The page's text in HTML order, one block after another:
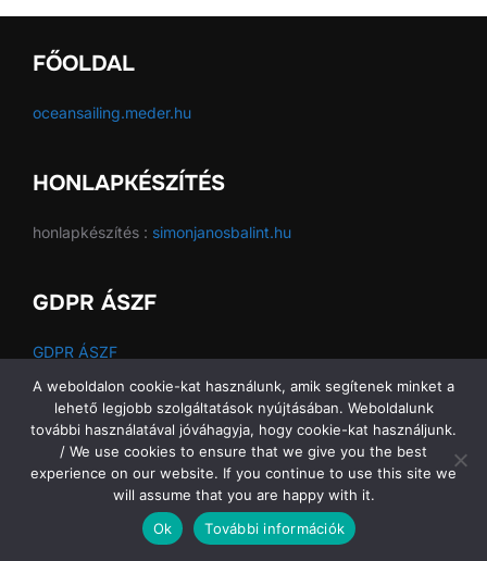
FŐOLDAL
oceansailing.meder.hu
HONLAPKÉSZÍTÉS
honlapkészítés : simonjanosbalint.hu
GDPR ÁSZF
GDPR ÁSZF
Copyright © 2026 Ocean Sailing SE
A weboldalon cookie-kat használunk, amik segítenek minket a
lehető legjobb szolgáltatások nyújtásában. Weboldalunk
további használatával jóváhagyja, hogy cookie-kat használjunk.
/ We use cookies to ensure that we give you the best
experience on our website. If you continue to use this site we
will assume that you are happy with it.
Ok
További információk